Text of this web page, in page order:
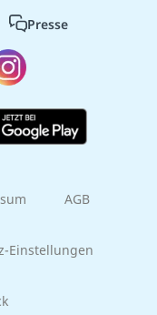
Presse
AGB
Einstellungen